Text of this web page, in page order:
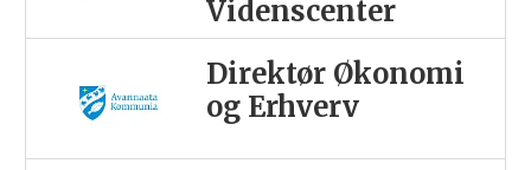
Videnscenter
Direktør Økonomi
og Erhverv